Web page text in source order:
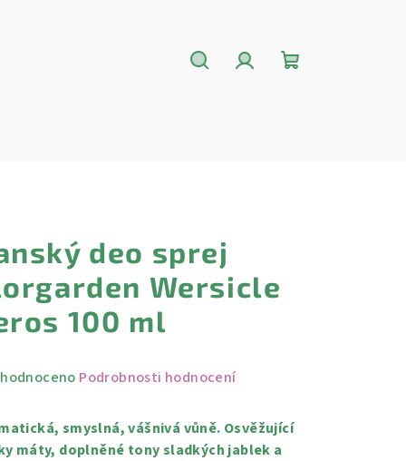
deo sprej
Wersicle
100 ml
Podrobnosti hodnocení
smyslná, vášnivá vůně. Osvěžující
máty, doplněné tony sladkých jablek a